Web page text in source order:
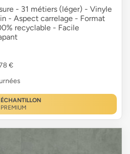
- 31 métiers (léger) - Vinyle
- Aspect carrelage - Format
recyclable - Facile
€
ÉCHANTILLON
PREMIUM